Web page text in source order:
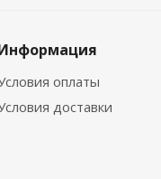
оплаты
доставки